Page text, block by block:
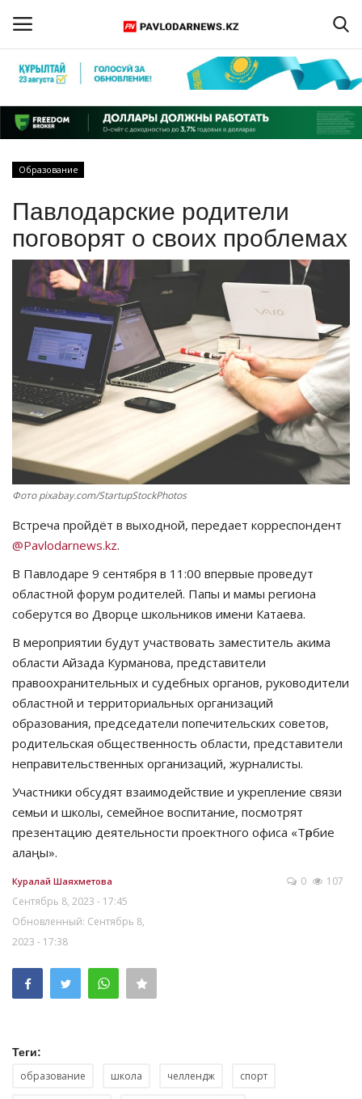
Регистрация
Главная
ПАВЛОДАРСКАЯ ОБЛАСТЬ
КАЗАХСТАН
МИР
СПЕЦПРОЕКТЫ
СПОРТ
Чек-лист
РАЗВЛЕЧЕНИЯ
Курултай
Язык
Образование
Павлодарские родители
поговорят о своих проблемах
Фото pixabay.com/StartupStockPhotos
Встреча пройдёт в выходной, передает корреспондент
@Pavlodarnews.kz.
В Павлодаре 9 сентября в 11:00 впервые проведут
областной форум родителей. Папы и мамы региона
соберутся во Дворце школьников имени Катаева.
В мероприятии будут участвовать заместитель акима
области Айзада Курманова, представители
правоохранительных и судебных органов, руководители
областной и территориальных организаций
образования, председатели попечительских советов,
родительская общественность области, представители
неправительственных организаций, журналисты.
Участники обсудят взаимодействие и укрепление связи
семьи и школы, семейное воспитание, посмотрят
презентацию деятельности проектного офиса «Тәрбие
алаңы».
Куралай Шаяхметова
Сентябрь 8, 2023 - 17:45
Обновленный: Сентябрь 8,
2023 - 17:38
0 107
Теги:
образование школа челлендж спорт